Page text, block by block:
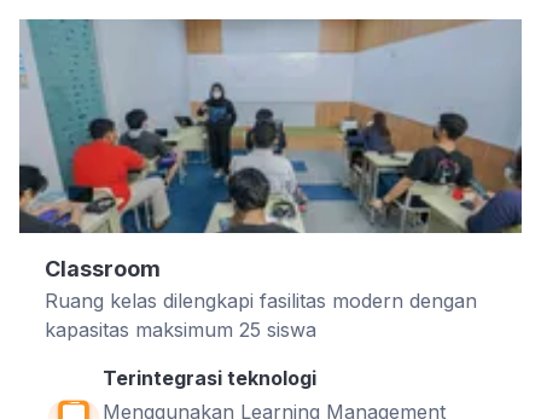
Classroom
Ruang kelas dilengkapi fasilitas modern dengan
kapasitas maksimum 25 siswa
Terintegrasi teknologi
Menggunakan Learning Management